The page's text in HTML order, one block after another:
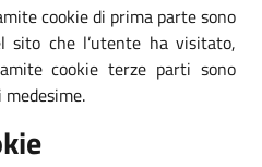
cookie di prima parte sono
sito che l’utente ha visitato,
cookie terze parti sono